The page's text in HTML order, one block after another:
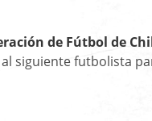
de Fútbol de
siguiente futbolista